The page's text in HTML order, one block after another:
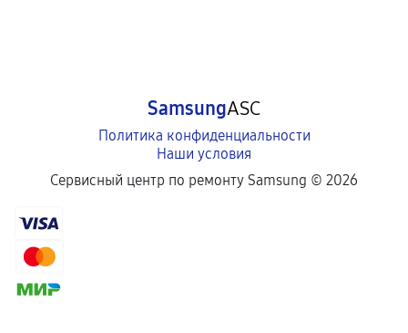
SamsungASC
Политика конфиденциальности
Наши условия
Сервисный центр по ремонту Samsung © 2026